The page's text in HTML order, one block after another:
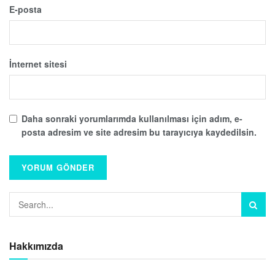
E-posta
İnternet sitesi
Daha sonraki yorumlarımda kullanılması için adım, e-
posta adresim ve site adresim bu tarayıcıya kaydedilsin.
Hakkımızda